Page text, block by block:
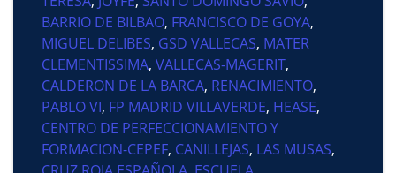
BARRIO DE BILBAO, FRANCISCO DE GOYA,
MIGUEL DELIBES, GSD VALLECAS, MATER
CLEMENTISSIMA, VALLECAS-MAGERIT,
CALDERON DE LA BARCA, RENACIMIENTO,
PABLO VI, FP MADRID VILLAVERDE, HEASE,
CENTRO DE PERFECCIONAMIENTO Y
FORMACION-CEPEF, CANILLEJAS, LAS MUSAS,